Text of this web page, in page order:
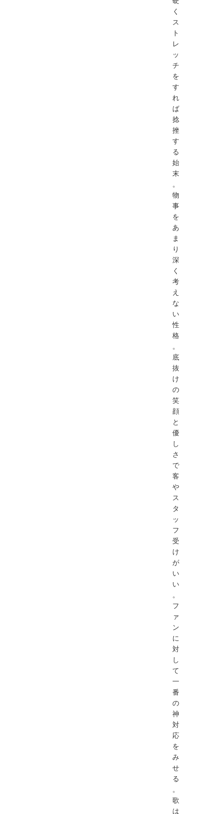
く
ス
ト
レ
ッ
チ
を
す
れ
ば
捻
挫
す
る
始
末
。
物
事
を
あ
ま
り
深
く
考
え
な
い
性
格
。
底
抜
け
の
笑
顔
と
優
し
さ
で
客
や
ス
タ
ッ
フ
受
け
が
い
い
。
フ
ァ
ン
に
対
し
て
一
番
の
神
対
応
を
み
せ
る
。
歌
は